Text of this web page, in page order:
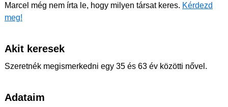
Marcel még nem írta le, hogy milyen társat keres. Kérdezd
meg!
Akit keresek
Szeretnék megismerkedni egy 35 és 63 év közötti nővel.
Adataim